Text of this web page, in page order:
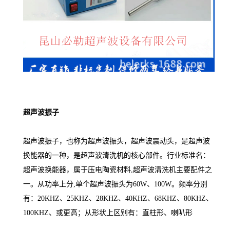
超声波振子
超声波振子，也称为超声波振头，超声波震动头，是超声波
换能器的一种，是超声波清洗机的核心部件。行业标准名：
超声波换能器，属于压电陶瓷材料,超声波清洗机主要配件之
一。从功率上分,单个超声波振头为60W、100W。频率分别
有：20KHZ、25KHZ、28KHZ、40KHZ、68KHZ、80KHZ、
100KHZ、或更高；从形状上区别有：直柱形、喇叭形